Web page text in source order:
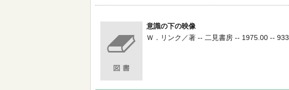
意識の下の映像
Ｗ．リンク／著 -- 二見書房 -- 1975.00 -- 933